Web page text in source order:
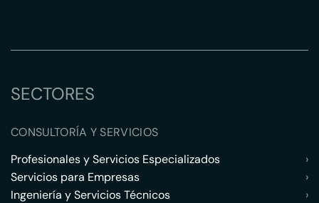
SECTORES
CONSULTORÍA Y SERVICIOS
Profesionales y Servicios Especializados
›
Servicios para Empresas
›
Ingeniería y Servicios Técnicos
›